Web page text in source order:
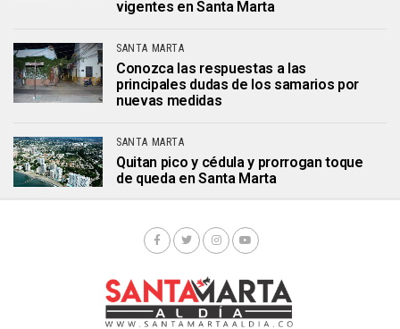
vigentes en Santa Marta
SANTA MARTA
Conozca las respuestas a las
principales dudas de los samarios por
nuevas medidas
SANTA MARTA
Quitan pico y cédula y prorrogan toque
de queda en Santa Marta